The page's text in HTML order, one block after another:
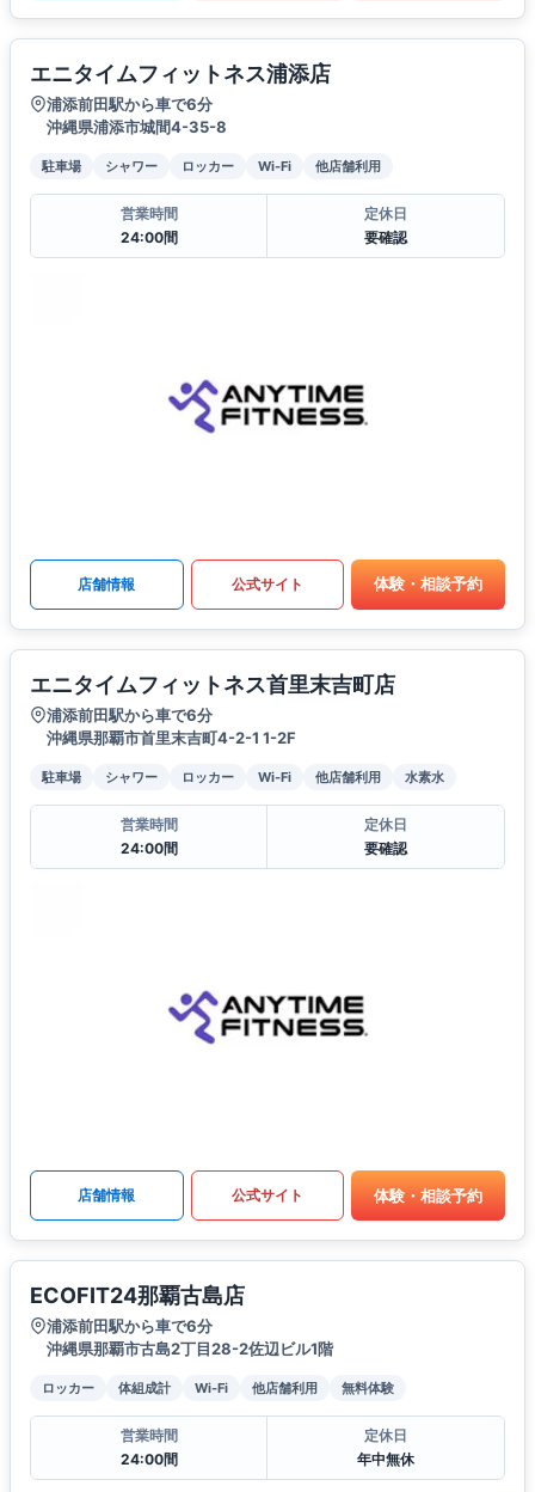
エニタイムフィットネス浦添店
浦添前田駅から車で6分
沖縄県浦添市城間4-35-8
駐車場 シャワー ロッカー Wi-Fi 他店舗利用
営業時間
24:00間
定休日
要確認
店舗情報 公式サイト 体験・相談予約
エニタイムフィットネス首里末吉町店
浦添前田駅から車で6分
沖縄県那覇市首里末吉町4-2-1 1-2F
駐車場 シャワー ロッカー Wi-Fi 他店舗利用 水素水
営業時間
24:00間
定休日
要確認
店舗情報 公式サイト 体験・相談予約
ECOFIT24那覇古島店
浦添前田駅から車で6分
沖縄県那覇市古島2丁目28-2佐辺ビル1階
ロッカー 体組成計 Wi-Fi 他店舗利用 無料体験
営業時間
24:00間
定休日
年中無休